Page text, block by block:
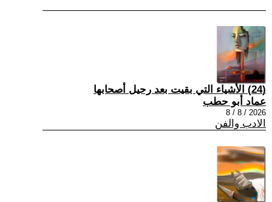
(24) الأشياء التي بقيت بعد رحيل أصحابها
عماد أبو حطب
2026 / 8 / 8
الادب والفن